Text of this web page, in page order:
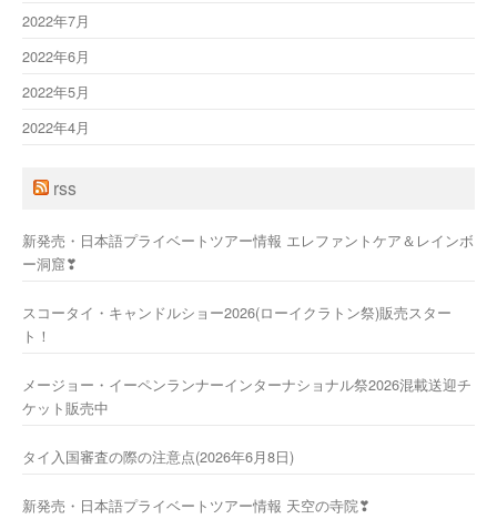
2022年7月
2022年6月
2022年5月
2022年4月
rss
新発売・日本語プライベートツアー情報 エレファントケア＆レインボ
ー洞窟❣
スコータイ・キャンドルショー2026(ローイクラトン祭)販売スター
ト！
メージョー・イーペンランナーインターナショナル祭2026混載送迎チ
ケット販売中
タイ入国審査の際の注意点(2026年6月8日)
新発売・日本語プライベートツアー情報 天空の寺院❣